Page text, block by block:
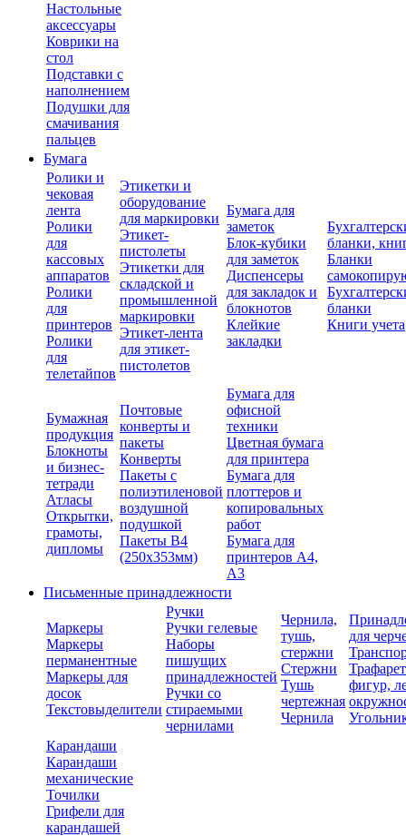
Настольные
аксессуары
Коврики на
стол
Подставки с
наполнением
Подушки для
смачивания
пальцев
Бумага
Ролики и
чековая
лента
Ролики
для
кассовых
аппаратов
Ролики
для
принтеров
Ролики
для
телетайпов
Этикетки и
оборудование
для маркировки
Этикет-
пистолеты
Этикетки для
складской и
промышленной
маркировки
Этикет-лента
для этикет-
пистолетов
Бумага для
заметок
Блок-кубики
для заметок
Диспенсеры
для закладок и
блокнотов
Клейкие
закладки
бланки,
Бланки
бланки
Книги учета
Бумажная
продукция
Блокноты
и бизнес-
тетради
Атласы
Открытки,
грамоты,
дипломы
Почтовые
конверты и
пакеты
Конверты
Пакеты с
полиэтиленовой
воздушной
подушкой
Пакеты В4
(250х353мм)
Бумага для
офисной
техники
Цветная бумага
для принтера
Бумага для
плоттеров и
копировальных
работ
Бумага для
принтеров А4,
А3
Письменные принадлежности
Маркеры
Маркеры
перманентные
Маркеры для
досок
Текстовыделители
Ручки
Ручки гелевые
Наборы
пишущих
принадлежностей
Ручки со
стираемыми
чернилами
Чернила,
тушь,
стержни
Стержни
Тушь
чертежная
Чернила
для
фигур,
Карандаши
Карандаши
механические
Точилки
Грифели для
карандашей